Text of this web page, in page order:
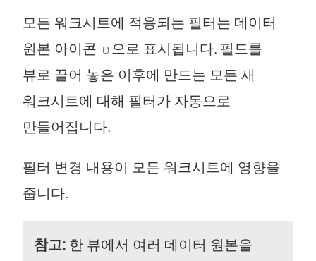
모든 워크시트에 적용되는 필터는 데이터
원본 아이콘
으로 표시됩니다. 필드를
뷰로 끌어 놓은 이후에 만드는 모든 새
워크시트에 대해 필터가 자동으로
만들어집니다.
필터 변경 내용이 모든 워크시트에 영향을
줍니다.
참고: 한 뷰에서 여러 데이터 원본을